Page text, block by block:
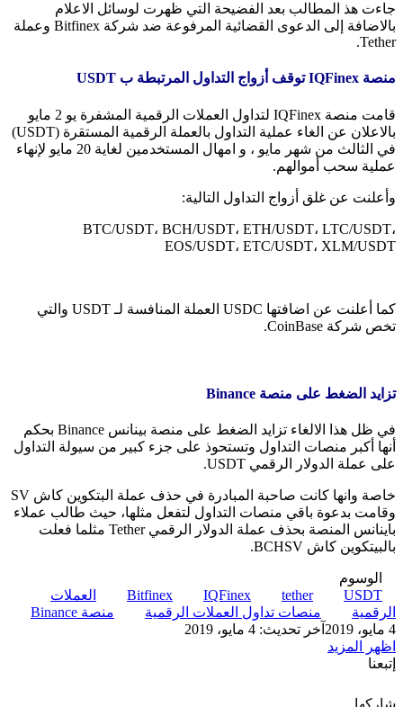
جاءت هذ المطالب بعد الفضيحة التي ظهرت لوسائل الاعلام
بالاضافة إلى الدعوى القضائية المرفوعة ضد شركة Bitfinex وعملة
Tether.
منصة IQFinex توقف أزواج التداول المرتبطة ب USDT
قامت منصة IQFinex لتداول العملات الرقمية المشفرة يو 2 مايو
بالاعلان عن الغاء عملية التداول بالعملة الرقمية المستقرة (USDT)
في الثالث من شهر مايو ، و امهال المستخدمين لغاية 20 مايو لإنهاء
عملية سحب أموالهم.
وأعلنت عن غلق أزواج التداول التالية:
BTC/USDT، BCH/USDT، ETH/USDT، LTC/USDT،
EOS/USDT، ETC/USDT، XLM/USDT
كما أعلنت عن اضافتها USDC العملة المنافسة لـ USDT والتي
تخص شركة CoinBase.
تزايد الضغط على منصة Binance
في ظل هذا الالغاء تزايد الضغط على منصة بينانس Binance بحكم
أنها أكبر منصات التداول وتستحوذ على جزء كبير من سيولة التداول
على عملة الدولار الرقمي USDT.
خاصة وانها كانت صاحبة المبادرة في حذف عملة البتكوين كاش SV
وقامت بدعوة باقي منصات التداول لتفعل مثلها، حيث طالب عملاء
باينانس المنصة بحذف عملة الدولار الرقمي Tether مثلما فعلت
بالبيتكوين كاش BCHSV.
الوسوم
Bitfinex
IQFinex tether USDT
العملات
الرقمية
منصات تداول العملات الرقمية
منصة Binance
4 مايو، 2019
آخر تحديث: 4 مايو، 2019
اظهر المزيد
إتبعنا
شاركها